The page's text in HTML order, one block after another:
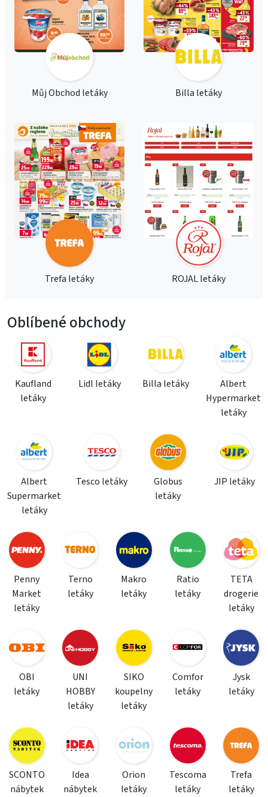
Můj Obchod letáky Billa letáky
Trefa letáky ROJAL letáky
Oblíbené obchody
Kaufland
letáky
Lidl letáky Billa letáky
Albert
Hypermarket
letáky
Albert
Supermarket
letáky
Tesco letáky
Globus
letáky
JIP letáky
Penny
Market
letáky
Terno
letáky
Makro
letáky
Ratio
letáky
TETA
drogerie
letáky
OBI
letáky
UNI
HOBBY
letáky
SIKO
koupelny
letáky
Comfor
letáky
Jysk
letáky
SCONTO
nábytek
Idea
nábytek
Orion
letáky
Tescoma
letáky
Trefa
letáky